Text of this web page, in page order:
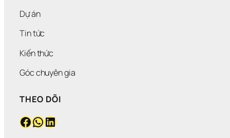
Dự án
Tin tức
Kiến thức
Góc chuyên gia
THEO DÕI
Facebook WhatsApp LinkedIn